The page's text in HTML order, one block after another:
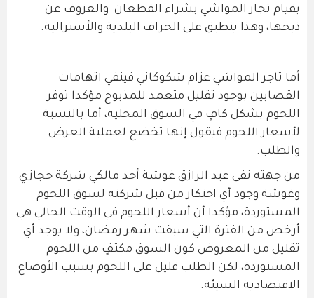
بقيام تجار المواشي بشراء القطعان والعزوف عن
ذبحها، وهذا ينطبق على الخراف البلدية والأسترالية.
أما تاجر المواشي عزام شكوكاني فينفي اتهامات
القصابين بوجود تقليل متعمد للمذبوح مؤكدا توفر
اللحوم بشكل كافٍ في السوق المحلية، أما بالنسبة
لأسعار اللحوم فيقول إنها تخضع لعملية العرض
والطلب.
من جهته نفى عبد الرازق غوشة أحد مالكي شركة حجازي
وغوشة وجود أي احتكار من قبل شركته لسوق اللحوم
المستوردة، مؤكدا أن أسعار اللحوم في الوقت الحالي هي
أرخص من الفترة التي سبقت شهر رمضان، ولا يوجد أي
تقليل من المعروض كون السوق مكتفٍ من اللحوم
المستوردة، لكن الطلب قليل على اللحوم بسبب الأوضاع
الاقتصادية السيئة.